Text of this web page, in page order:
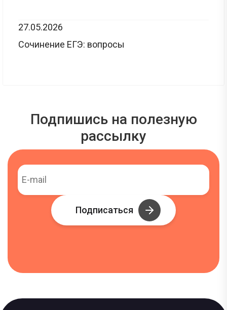
27.05.2026
Сочинение ЕГЭ: вопросы
Подпишись на полезную
рассылку
Подписаться